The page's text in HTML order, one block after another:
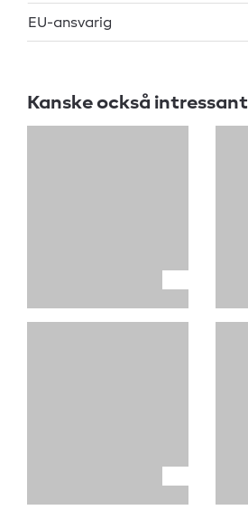
EU-ansvarig
Kanske också intressant